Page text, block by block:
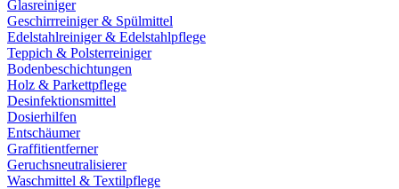
Glasreiniger
Geschirrreiniger & Spülmittel
Edelstahlreiniger & Edelstahlpflege
Teppich & Polsterreiniger
Bodenbeschichtungen
Holz & Parkettpflege
Desinfektionsmittel
Dosierhilfen
Entschäumer
Graffitientferner
Geruchsneutralisierer
Waschmittel & Textilpflege